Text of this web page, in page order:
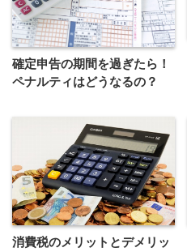
確定申告の期間を過ぎたら！
ペナルティはどうなるの？
消費税のメリットとデメリッ